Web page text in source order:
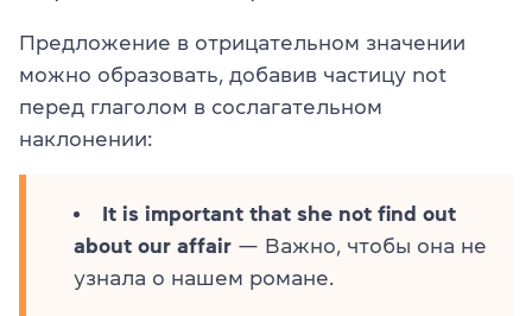
Предложение в отрицательном значении
можно образовать, добавив частицу not
перед глаголом в сослагательном
наклонении:
It is important that she not find out
about our affair — Важно, чтобы она не
узнала о нашем романе.